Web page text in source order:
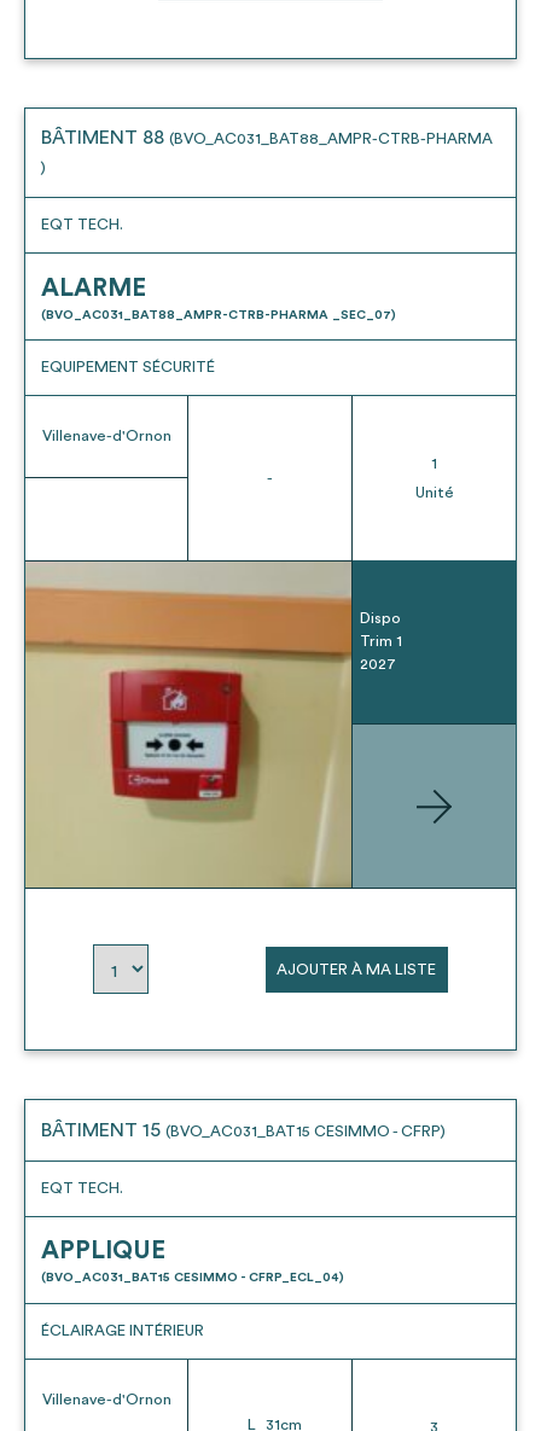
BÂTIMENT 88 (BVO_AC031_BAT88_AMPR-CTRB-PHARMA
)
EQT TECH.
ALARME
(BVO_AC031_BAT88_AMPR-CTRB-PHARMA _SEC_07)
EQUIPEMENT SÉCURITÉ
Villenave-d'Ornon
-
1
Unité
Dispo
Trim 1
2027
AJOUTER À MA LISTE
BÂTIMENT 15 (BVO_AC031_BAT15 CESIMMO - CFRP)
EQT TECH.
APPLIQUE
(BVO_AC031_BAT15 CESIMMO - CFRP_ECL_04)
ÉCLAIRAGE INTÉRIEUR
Villenave-d'Ornon
L
31cm 3